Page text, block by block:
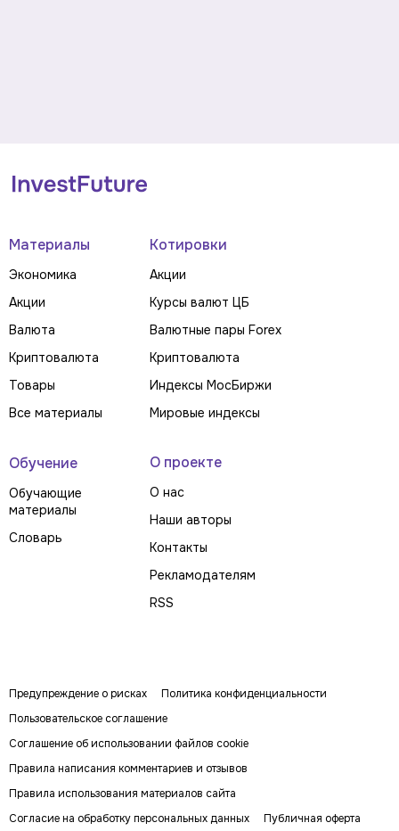
Материалы
Экономика
Акции
Валюта
Криптовалюта
Товары
Все материалы
Котировки
Акции
Курсы валют ЦБ
Валютные пары Forex
Криптовалюта
Индексы МосБиржи
Мировые индексы
Обучение
Обучающие
материалы
Словарь
О проекте
О нас
Наши авторы
Контакты
Рекламодателям
RSS
Предупреждение о рисках
Политика конфиденциальности
Пользовательское соглашение
Соглашение об использовании файлов cookie
Правила написания комментариев и отзывов
Правила использования материалов сайта
Согласие на обработку персональных данных
Публичная оферта